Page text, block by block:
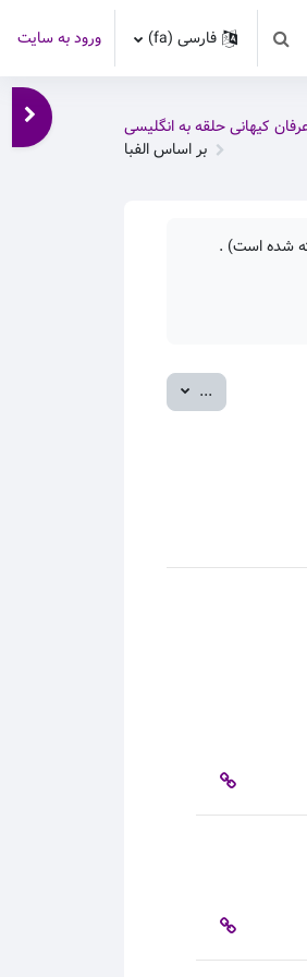
Toggle search input
فارسی ‎(fa)‎ ورود به سایت
کیهانی حلقه به انگلیسی
بر اساس الفبا
باز
شده است) .
... صدور ورودی‌ها